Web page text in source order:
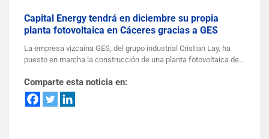
Capital Energy tendrá en diciembre su propia
planta fotovoltaica en Cáceres gracias a GES
La empresa vizcaína GES, del grupo industrial Cristian Lay, ha
puesto en marcha la construcción de una planta fotovoltaica de…
Comparte esta noticia en: